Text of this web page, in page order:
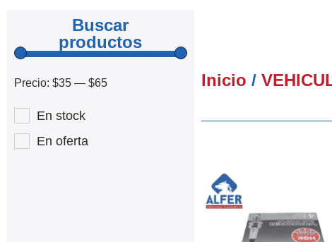
Buscar
productos
Precio: $35 — $65
En stock
En oferta
Inicio /